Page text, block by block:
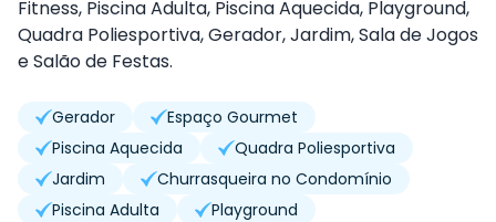
Fitness, Piscina Adulta, Piscina Aquecida, Playground,
Quadra Poliesportiva, Gerador, Jardim, Sala de Jogos
e Salão de Festas.
Gerador
Espaço Gourmet
Piscina Aquecida
Quadra Poliesportiva
Jardim
Churrasqueira no Condomínio
Piscina Adulta
Playground